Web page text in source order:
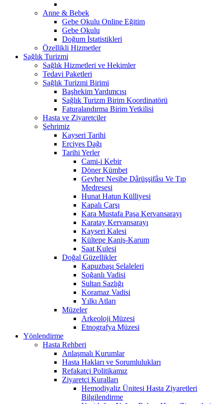
Anne & Bebek
Gebe Okulu Online Eğitim
Gebe Okulu
Doğum İstatistikleri
Özellikli Hizmetler
Sağlık Turizmi
Sağlık Hizmetleri ve Hekimler
Tedavi Paketleri
Sağlık Turizmi Birimi
Başhekim Yardımcısı
Sağlık Turizm Birim Koordinatörü
Faturalandırma Birim Yetkilisi
Hasta ve Ziyaretçiler
Şehrimiz
Kayseri Tarihi
Erciyes Dağı
Tarihi Yerler
Cami-i Kebir
Döner Kümbet
Gevher Nesibe Dârüşşifâsı Ve Tıp
Medresesi
Hunat Hatun Külliyesi
Kapalı Çarşı
Kara Mustafa Paşa Kervansarayı
Karatay Kervansarayı
Kayseri Kalesi
Kültepe Kaniş-Karum
Saat Kulesi
Doğal Güzellikler
Kapuzbaşı Şelaleleri
Soğanlı Vadisi
Sultan Sazlığı
Koramaz Vadisi
Yılkı Atları
Müzeler
Arkeoloji Müzesi
Etnografya Müzesi
Yönlendirme
Hasta Rehberi
Anlaşmalı Kurumlar
Hasta Hakları ve Sorumlulukları
Refakatçi Politikamız
Ziyaretçi Kuralları
Hemodiyaliz Ünitesi Hasta Ziyaretleri
Bilgilendirme